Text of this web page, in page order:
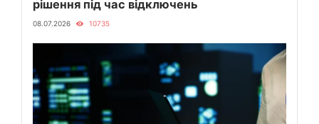
рішення під час відключень
08.07.2026 10735